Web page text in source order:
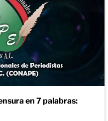
en 7 palabras: